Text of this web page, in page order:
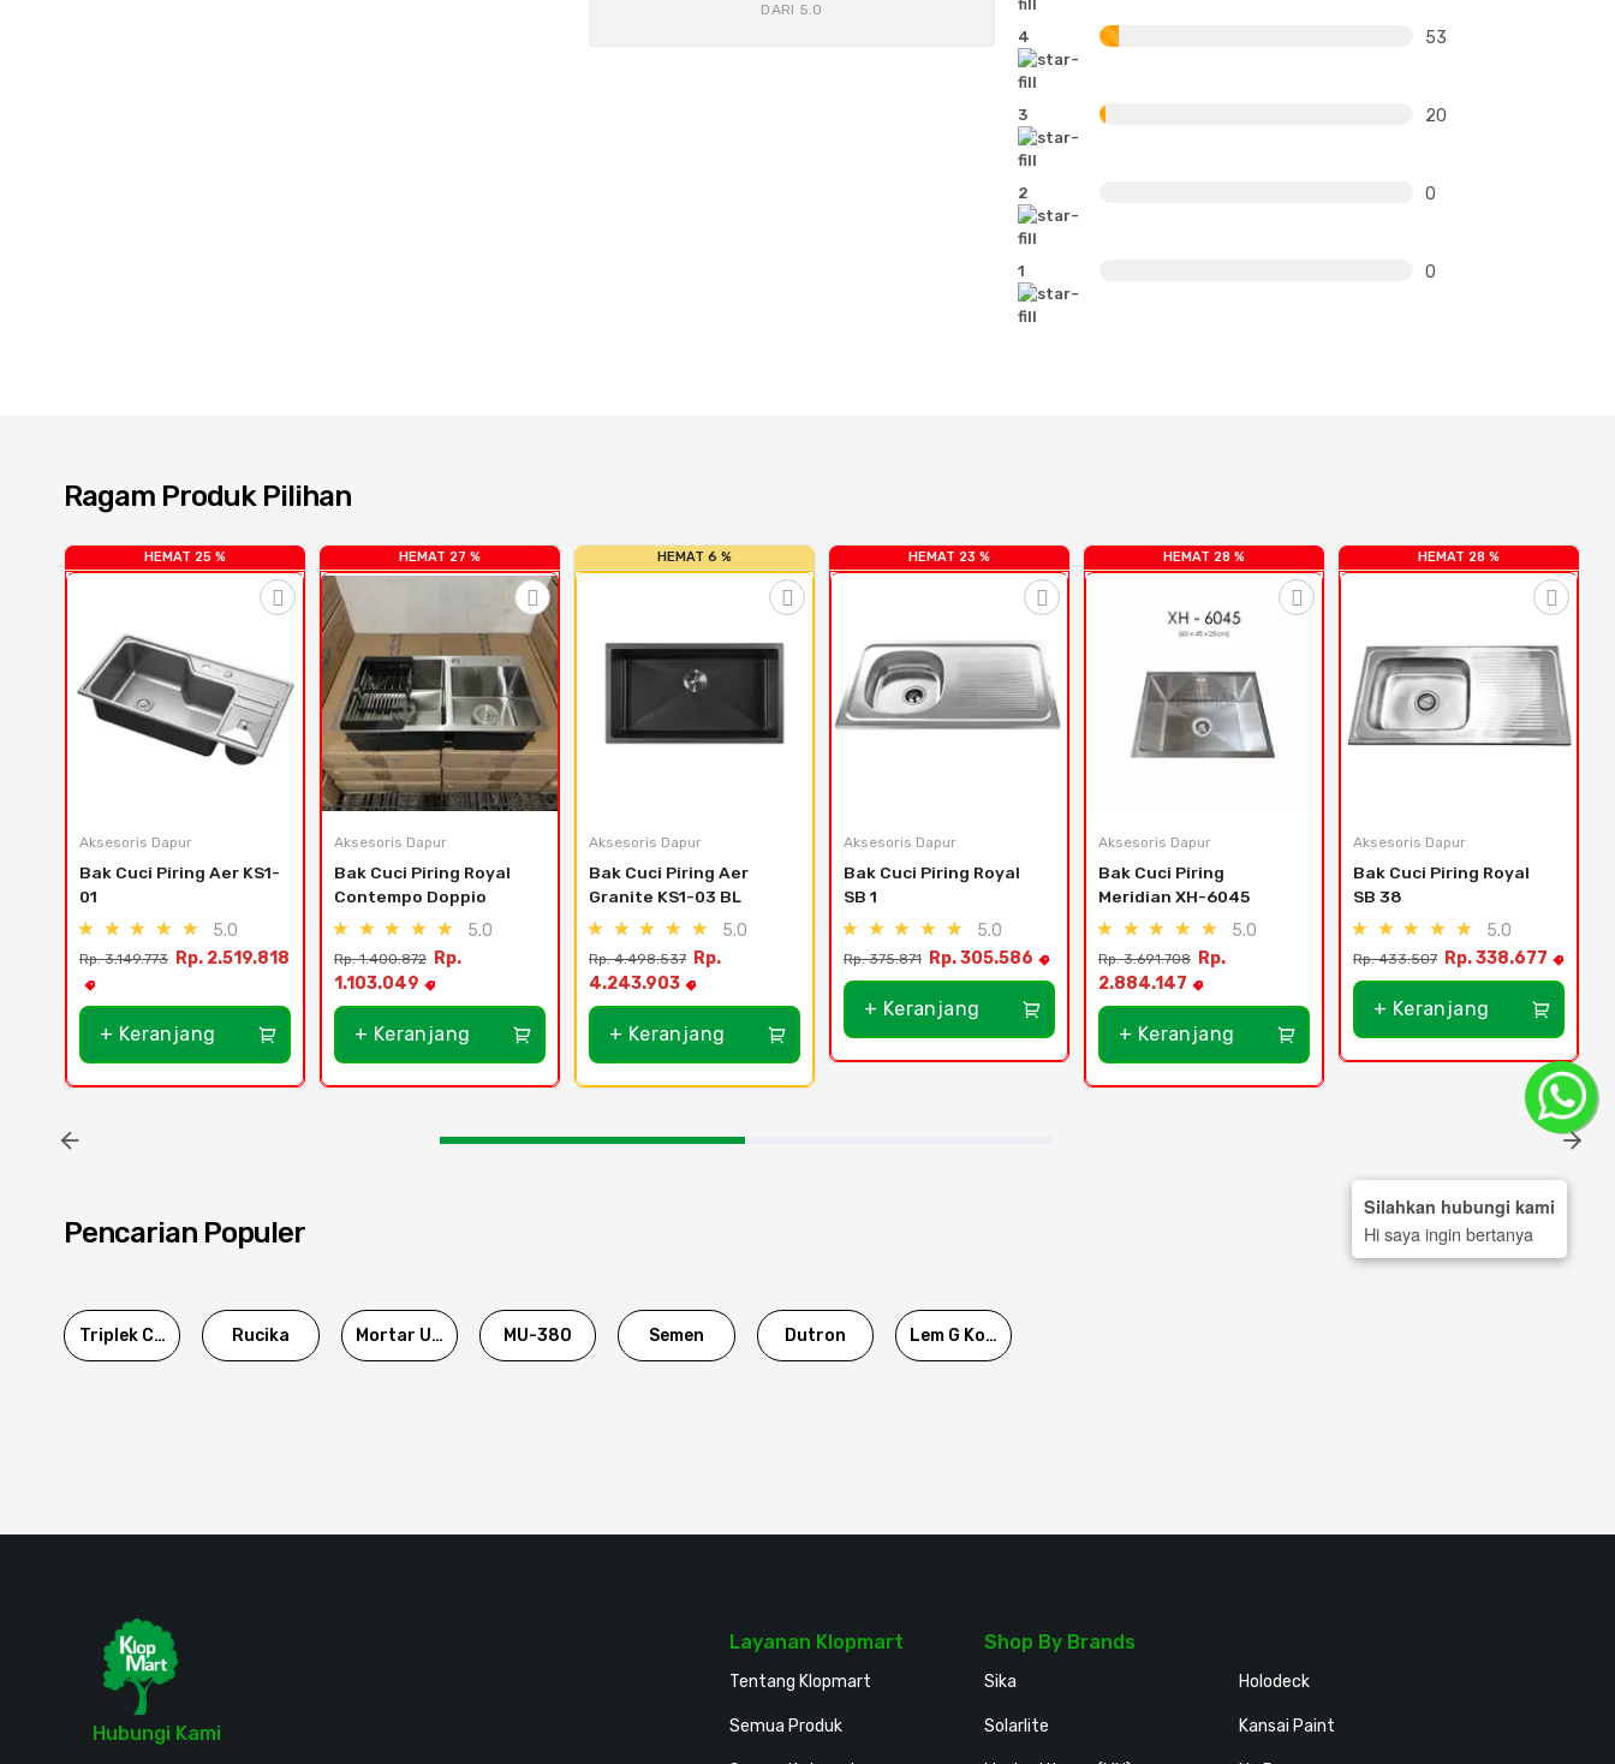
DARI 5.0
4 53
3 20
2 0
1 0
Ragam Produk Pilihan
HEMAT 25 %
Aksesoris Dapur
Bak Cuci Piring Aer KS1-
01
5.0
Rp. 3.149.773 Rp. 2.519.818
+ Keranjang
HEMAT 27 %
Aksesoris Dapur
Bak Cuci Piring Royal
Contempo Doppio
5.0
Rp. 1.400.872
Rp.
1.103.049
+ Keranjang
HEMAT 6 %
Aksesoris Dapur
Bak Cuci Piring Aer
Granite KS1-03 BL
5.0
Rp. 4.498.537
Rp.
4.243.903
+ Keranjang
HEMAT 23 %
Aksesoris Dapur
Bak Cuci Piring Royal
SB 1
5.0
Rp. 375.871 Rp. 305.586
+ Keranjang
HEMAT 28 %
Aksesoris Dapur
Bak Cuci Piring
Meridian XH-6045
5.0
Rp. 3.691.708
Rp.
2.884.147
+ Keranjang
HEMAT 28 %
Aksesoris Dapur
Bak Cuci Piring Royal
SB 38
5.0
Rp. 433.507 Rp. 338.677
+ Keranjang
Pencarian Populer
Triplek Cor Rucika Mortar Utama MU-380 Semen Dutron Lem G Korea
Hubungi Kami
Layanan Klopmart
Tentang Klopmart
Semua Produk
Shop By Brands
Sika
Solarlite
Holodeck
Kansai Paint
Silahkan hubungi kami
Hi saya ingin bertanya